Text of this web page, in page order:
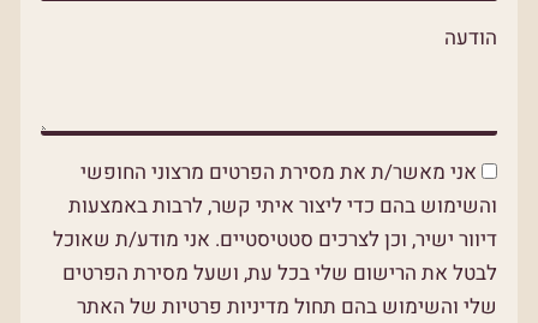
הודעה
אני מאשר/ת את מסירת הפרטים מרצוני החופשי
והשימוש בהם כדי ליצור איתי קשר, לרבות באמצעות
דיוור ישיר, וכן לצרכים סטטיסטיים. אני מודע/ת שאוכל
לבטל את הרישום שלי בכל עת, ושעל מסירת הפרטים
שלי והשימוש בהם תחול מדיניות פרטיות של האתר